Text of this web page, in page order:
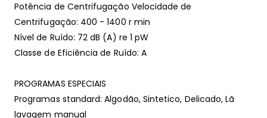
Potência de Centrifugação Velocidade de
Centrifugação: 400 - 1400 r min
Nível de Ruído: 72 dB (A) re 1 pW
Classe de Eficiência de Ruído: A
PROGRAMAS ESPECIAIS
Programas standard: Algodão, Sintetico, Delicado, Lã
lavagem manual